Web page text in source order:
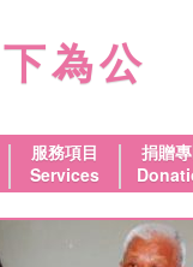
為公
服務項目
Services
捐贈